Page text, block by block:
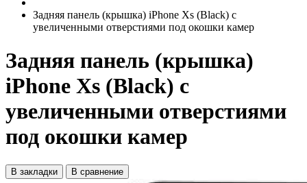
Задняя панель (крышка) iPhone Xs (Black) с
увеличенными отверстиями под окошки камер
Задняя панель (крышка)
iPhone Xs (Black) с
увеличенными отверстиями
под окошки камер
В закладки В сравнение